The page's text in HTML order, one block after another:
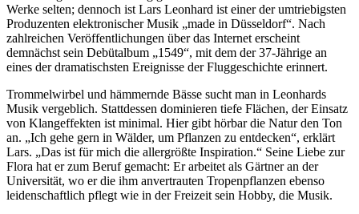
Werke selten; dennoch ist Lars Leonhard ist einer der umtriebigsten
Produzenten elektronischer Musik „made in Düsseldorf“. Nach
zahlreichen Veröffentlichungen über das Internet erscheint
demnächst sein Debütalbum „1549“, mit dem der 37-Jährige an
eines der dramatischsten Ereignisse der Fluggeschichte erinnert.
Trommelwirbel und hämmernde Bässe sucht man in Leonhards
Musik vergeblich. Stattdessen dominieren tiefe Flächen, der Einsatz
von Klangeffekten ist minimal. Hier gibt hörbar die Natur den Ton
an. „Ich gehe gern in Wälder, um Pflanzen zu entdecken“, erklärt
Lars. „Das ist für mich die allergrößte Inspiration.“ Seine Liebe zur
Flora hat er zum Beruf gemacht: Er arbeitet als Gärtner an der
Universität, wo er die ihm anvertrauten Tropenpflanzen ebenso
leidenschaftlich pflegt wie in der Freizeit sein Hobby, die Musik.